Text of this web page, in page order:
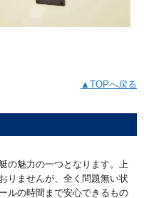
▲TOPへ戻る
の魅力の一つとなります。上
りませんが、全く問題無い状
ルの時間まで安心できるもの